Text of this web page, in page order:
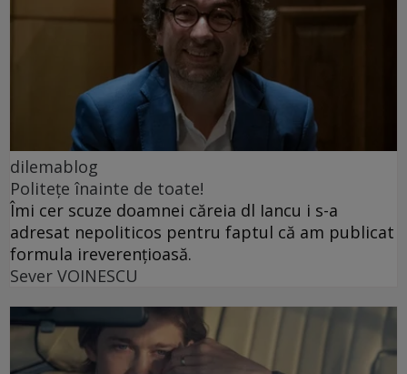
dilemablog
Politețe înainte de toate!
Îmi cer scuze doamnei căreia dl Iancu i s-a
adresat nepoliticos pentru faptul că am publicat
formula ireverențioasă.
Sever VOINESCU